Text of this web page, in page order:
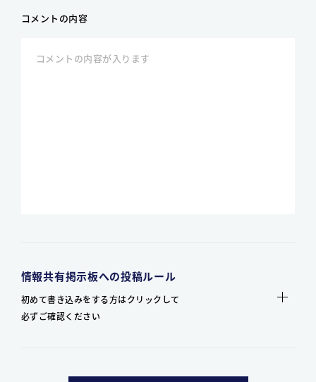
コメントの内容
情報共有掲示板への投稿ルール
初めて書き込みをする方はクリックして
必ずご確認ください